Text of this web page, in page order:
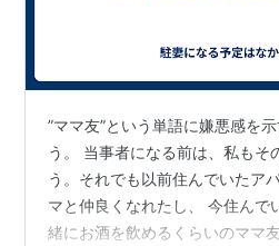
”ママ友”という単語に嫌悪感を
う。 当事者になる前は、私もそ
う。それでも以前住んでいたア
マと仲良くなれたし、 今住んで
緒にお酒を飲めるくらいのママ